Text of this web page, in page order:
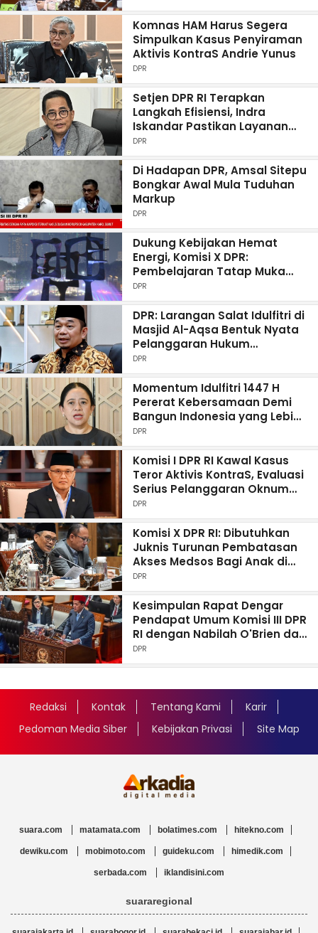
Komnas HAM Harus Segera
Simpulkan Kasus Penyiraman
Aktivis KontraS Andrie Yunus
DPR
Setjen DPR RI Terapkan
Langkah Efisiensi, Indra
Iskandar Pastikan Layanan
Kedewanan Tetap Optimal
DPR
Di Hadapan DPR, Amsal Sitepu
Bongkar Awal Mula Tuduhan
Markup
DPR
Dukung Kebijakan Hemat
Energi, Komisi X DPR:
Pembelajaran Tatap Muka
Tetap Prioritas
DPR
DPR: Larangan Salat Idulfitri di
Masjid Al-Aqsa Bentuk Nyata
Pelanggaran Hukum
Internasional
DPR
Momentum Idulfitri 1447 H
Pererat Kebersamaan Demi
Bangun Indonesia yang Lebih
Baik
DPR
Komisi I DPR RI Kawal Kasus
Teror Aktivis KontraS, Evaluasi
Serius Pelanggaran Oknum
TNI
DPR
Komisi X DPR RI: Dibutuhkan
Juknis Turunan Pembatasan
Akses Medsos Bagi Anak di
Bawah 16 Tahun
DPR
Kesimpulan Rapat Dengar
Pendapat Umum Komisi III DPR
RI dengan Nabilah O'Brien dan
Kuasa Hukum
DPR
Redaksi Kontak Tentang Kami
Karir
Pedoman Media Siber
Kebijakan Privasi Site Map
suara.com matamata.com bolatimes.com hitekno.com
dewiku.com mobimoto.com guideku.com himedik.com
serbada.com iklandisini.com
suararegional